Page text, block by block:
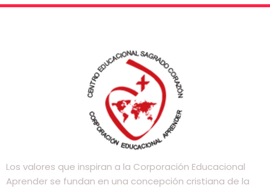
Los valores que inspiran a la Corporación Educacional
Aprender se fundan en una concepción cristiana de la